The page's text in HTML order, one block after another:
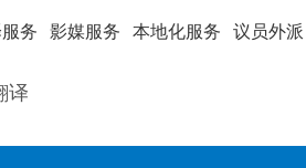
务 影媒服务 本地化服务 议员外派
译
译